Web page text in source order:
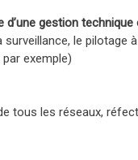
d’une gestion
surveillance, le pilotage
par exemple)
tous les réseaux,